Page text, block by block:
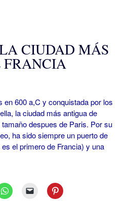
CIUDAD MÁS
FRANCIA
600 a,C y conquistada por los
la ciudad más antigua de
despues de Paris. Por su
ha sido siempre un puerto de
el primero de Francia) y una